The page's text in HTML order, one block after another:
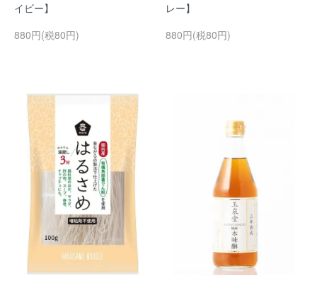
イビー】
880円(税80円)
レー】
880円(税80円)